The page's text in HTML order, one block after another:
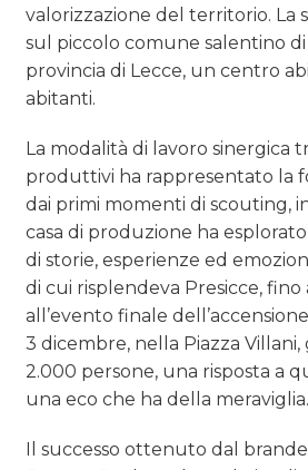
valorizzazione del territorio. La
sul piccolo comune salentino di
provincia di Lecce, un centro
abitanti.
La modalità di lavoro sinergica
produttivi ha rappresentato la
dai primi momenti di scouting,
casa di produzione ha
di storie, esperienze ed
di cui risplendeva Presicce, fino
all’evento finale
3 dicembre, nella Piazza
2.000 persone, una risposta a
una eco che ha della meraviglia.
Il successo ottenuto dal